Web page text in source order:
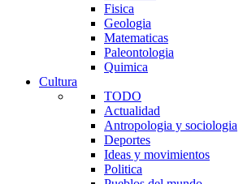
Fisica
Geologia
Matematicas
Paleontologia
Quimica
Cultura
TODO
Actualidad
Antropologia y sociologia
Deportes
Ideas y movimientos
Politica